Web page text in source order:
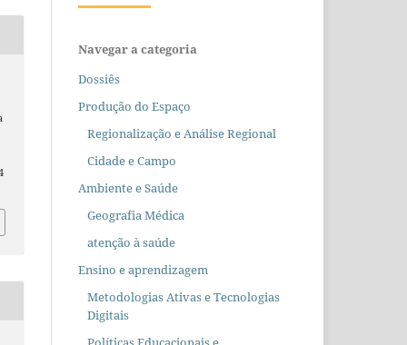
Navegar a categoria
Dossiês
Produção do Espaço
Regionalização e Análise Regional
Cidade e Campo
Ambiente e Saúde
Geografia Médica
atenção à saúde
Ensino e aprendizagem
Metodologias Ativas e Tecnologias
Digitais